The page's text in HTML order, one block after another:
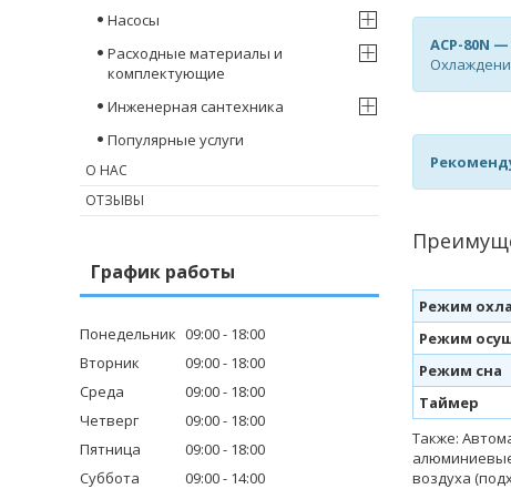
ACP-80N
Режим
Режим
Режим сна
Таймер
Также:
воздуха
Насосы
Расходные материалы и
комплектующие
Инженерная сантехника
Популярные услуги
О НАС
ОТЗЫВЫ
График работы
Понедельник 09:00
18:00
Вторник
09:00
18:00
Среда
09:00
18:00
Четверг
09:00
18:00
Пятница
09:00
18:00
Суббота
09:00
14:00